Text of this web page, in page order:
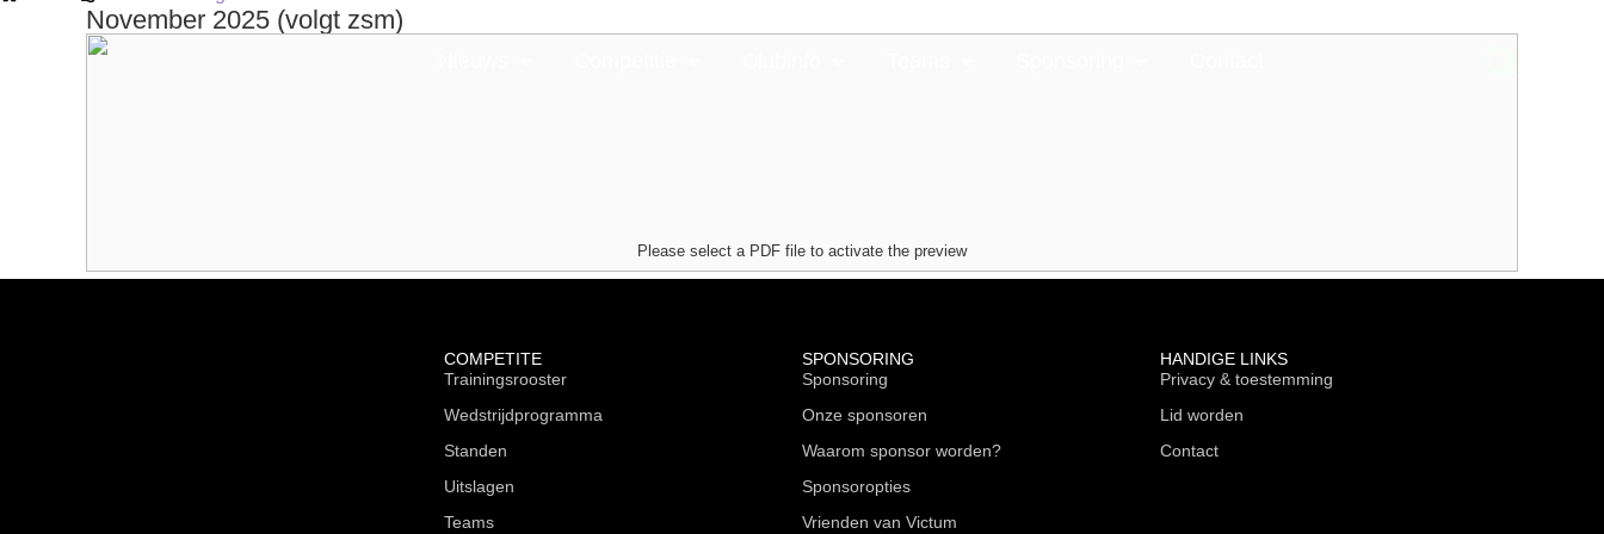
November 2025 (volgt zsm)
Please select a PDF file to activate the preview
COMPETITE
Trainingsrooster
Wedstrijdprogramma
Standen
Uitslagen
Teams
SPONSORING
Sponsoring
Onze sponsoren
Waarom sponsor worden?
Sponsoropties
Vrienden van Victum
HANDIGE LINKS
Privacy & toestemming
Lid worden
Contact